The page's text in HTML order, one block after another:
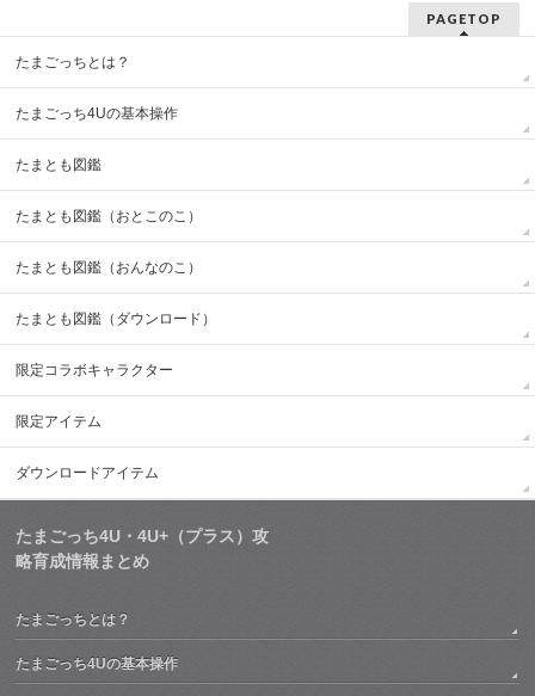
PAGETOP
たまごっちとは？
たまごっち4Uの基本操作
たまとも図鑑
たまとも図鑑（おとこのこ）
たまとも図鑑（おんなのこ）
たまとも図鑑（ダウンロード）
限定コラボキャラクター
限定アイテム
ダウンロードアイテム
たまごっち4U・4U+（プラス）攻
略育成情報まとめ
たまごっちとは？
たまごっち4Uの基本操作